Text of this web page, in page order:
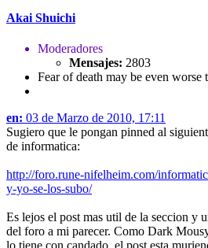
Akai Shuichi
Moderadores
Mensajes: 2803
Fear of death may be even worse
en: 03 de Marzo de 2010, 17:11
Sugiero que le pongan pinned al
de informatica:
http://foro.rune-nifelheim.com/
y-yo-se-los-subo/
Es lejos el post mas util de la seccion y
del foro a mi parecer. Como Dark
lo tiene con candado, el post esta